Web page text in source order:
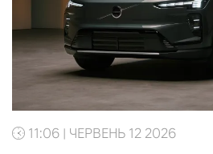
11:06 | ЧЕРВЕНЬ 12 2026